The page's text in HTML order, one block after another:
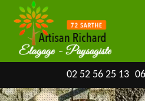
02 52 56 25 13